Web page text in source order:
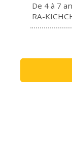
De 4 à 7
RA-